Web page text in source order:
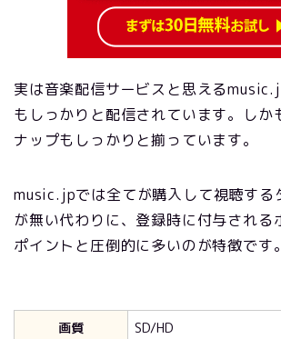
実は音楽配信サービスと思える
もしっかりと配信されています。しか
ナップもしっかりと揃っています。
music.jpでは全てが購入して視聴する
が無い代わりに、登録時に付与され
ポイントと圧倒的に多いのが特徴です。
画質
SD/HD